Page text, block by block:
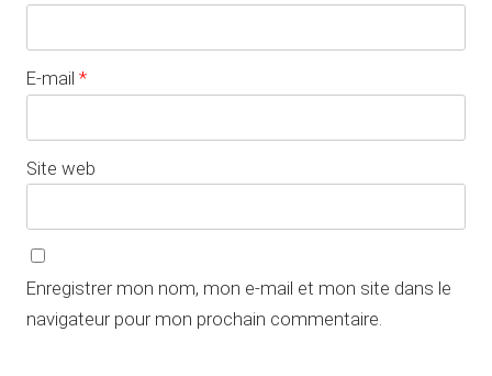
E-mail *
Site web
Enregistrer mon nom, mon e-mail et mon site dans le
navigateur pour mon prochain commentaire.